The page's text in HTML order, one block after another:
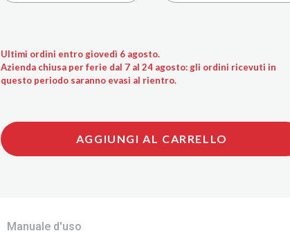
Ultimi ordini entro giovedì 6 agosto.
Azienda chiusa per ferie dal 7 al 24 agosto: gli ordini ricevuti in
questo periodo saranno evasi al rientro.
AGGIUNGI AL CARRELLO
Manuale d'uso